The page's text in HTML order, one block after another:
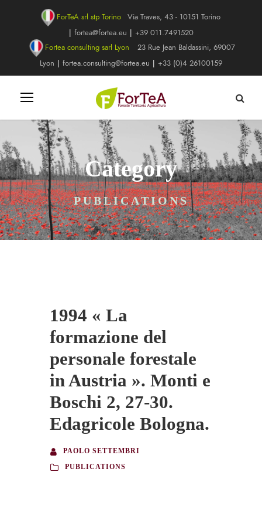
ForTeA srl stp Torino
Via Traves, 43 - 10151 Torino
| fortea@fortea.eu | +39 011.7491520
Fortea consulting sarl Lyon
23 Rue Jean Baldassini, 69007
Lyon | fortea.consulting@fortea.eu | +33 (0)4 26100159
Category
PUBLICATIONS
1994 « La
formazione del
personale forestale
in Austria ». Monti e
Boschi 2, 27-30.
Edagricole Bologna.
PAOLO SETTEMBRI
PUBLICATIONS